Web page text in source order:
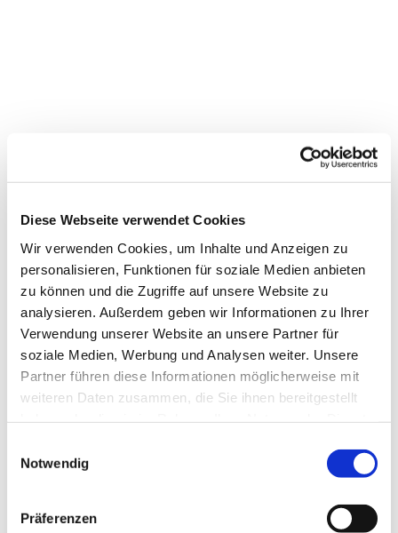
Diese Webseite verwendet Cookies
Wir verwenden Cookies, um Inhalte und Anzeigen zu
personalisieren, Funktionen für soziale Medien anbieten
zu können und die Zugriffe auf unsere Website zu
analysieren. Außerdem geben wir Informationen zu Ihrer
Verwendung unserer Website an unsere Partner für
soziale Medien, Werbung und Analysen weiter. Unsere
Partner führen diese Informationen möglicherweise mit
weiteren Daten zusammen, die Sie ihnen bereitgestellt
Notwendig
Präferenzen
interessieren